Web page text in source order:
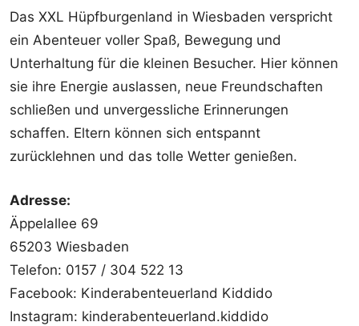
Das XXL Hüpfburgenland in Wiesbaden verspricht
ein Abenteuer voller Spaß, Bewegung und
Unterhaltung für die kleinen Besucher. Hier können
sie ihre Energie auslassen, neue Freundschaften
schließen und unvergessliche Erinnerungen
schaffen. Eltern können sich entspannt
zurücklehnen und das tolle Wetter genießen.
Adresse:
Äppelallee 69
65203 Wiesbaden
Telefon: 0157 / 304 522 13
Facebook: Kinderabenteuerland Kiddido
Instagram: kinderabenteuerland.kiddido